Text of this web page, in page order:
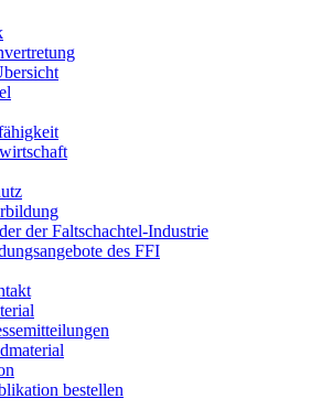
der Faltschachtel-Industrie
des FFI
bestellen